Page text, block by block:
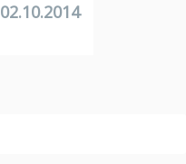
02.10.2014